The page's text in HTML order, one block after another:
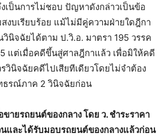
ป็นการไม่ชอบ ปัญหาดังกล่าวเป็นข้อ
งบเรียบร้อย แม้ไม่มีคู่ความฝ่ายใดฎีกา
นิจฉัยได้ตาม ป.วิ.อ. มาตรา 195 วรรค
แต่เมื่อคดีขึ้นสู่ศาลฎีกาแล้ว เพื่อมิให้คดี
วินิจฉัยคดีไปเสียทีเดียวโดยไม่จำต้อง
ธรณ์ภาค 2 วินิจฉัยก่อน
ายรถยนต์ของกลาง โดย ว. ชำระราคา
และได้รับมอบรถยนต์ของกลางแล้วก่อน